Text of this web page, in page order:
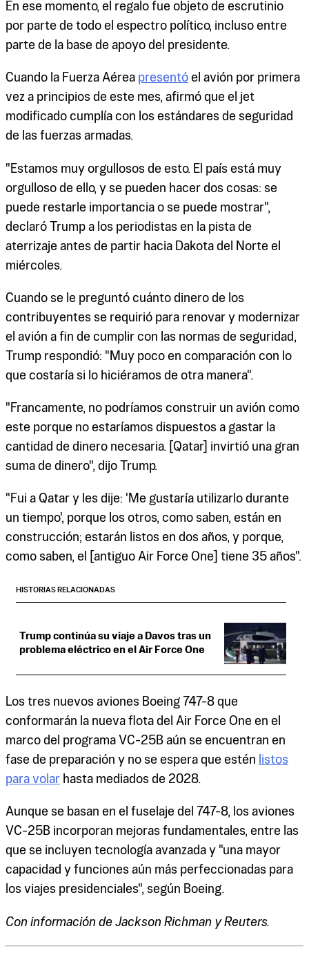
En ese momento, el regalo fue objeto de escrutinio
por parte de todo el espectro político, incluso entre
parte de la base de apoyo del presidente.
Cuando la Fuerza Aérea presentó el avión por primera
vez a principios de este mes, afirmó que el jet
modificado cumplía con los estándares de seguridad
de las fuerzas armadas.
"Estamos muy orgullosos de esto. El país está muy
orgulloso de ello, y se pueden hacer dos cosas: se
puede restarle importancia o se puede mostrar",
declaró Trump a los periodistas en la pista de
aterrizaje antes de partir hacia Dakota del Norte el
miércoles.
Cuando se le preguntó cuánto dinero de los
contribuyentes se requirió para renovar y modernizar
el avión a fin de cumplir con las normas de seguridad,
Trump respondió: "Muy poco en comparación con lo
que costaría si lo hiciéramos de otra manera".
"Francamente, no podríamos construir un avión como
este porque no estaríamos dispuestos a gastar la
cantidad de dinero necesaria. [Qatar] invirtió una gran
suma de dinero", dijo Trump.
"Fui a Qatar y les dije: 'Me gustaría utilizarlo durante
un tiempo', porque los otros, como saben, están en
construcción; estarán listos en dos años, y porque,
como saben, el [antiguo Air Force One] tiene 35 años".
HISTORIAS RELACIONADAS
Trump continúa su viaje a Davos tras un
problema eléctrico en el Air Force One
Los tres nuevos aviones Boeing 747-8 que
conformarán la nueva flota del Air Force One en el
marco del programa VC-25B aún se encuentran en
fase de preparación y no se espera que estén listos
para volar hasta mediados de 2028.
Aunque se basan en el fuselaje del 747-8, los aviones
VC-25B incorporan mejoras fundamentales, entre las
que se incluyen tecnología avanzada y "una mayor
capacidad y funciones aún más perfeccionadas para
los viajes presidenciales", según Boeing.
Con información de Jackson Richman y Reuters.